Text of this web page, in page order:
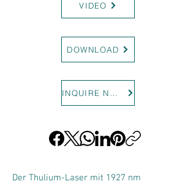
VIDEO
DOWNLOAD
INQUIRE NOW
Der Thulium-Laser mit 1927 nm